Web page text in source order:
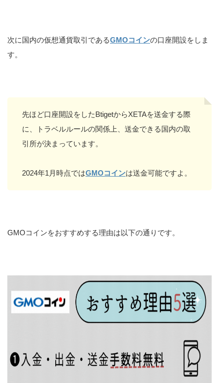
次に国内の仮想通貨取引であるGMOコインの口座開設をしま
す。
先ほど口座開設をしたBtigetからXETAを送金する際
に、トラベルルールの関係上、送金できる国内の取
引所が決まっています。
2024年1月時点ではGMOコインは送金可能ですよ。
GMOコインをおすすめする理由は以下の通りです。